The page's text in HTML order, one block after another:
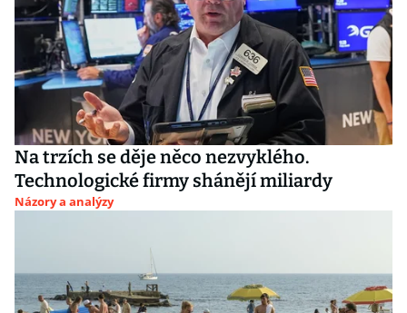
Na trzích se děje něco nezvyklého.
Technologické firmy shánějí miliardy
Názory a analýzy